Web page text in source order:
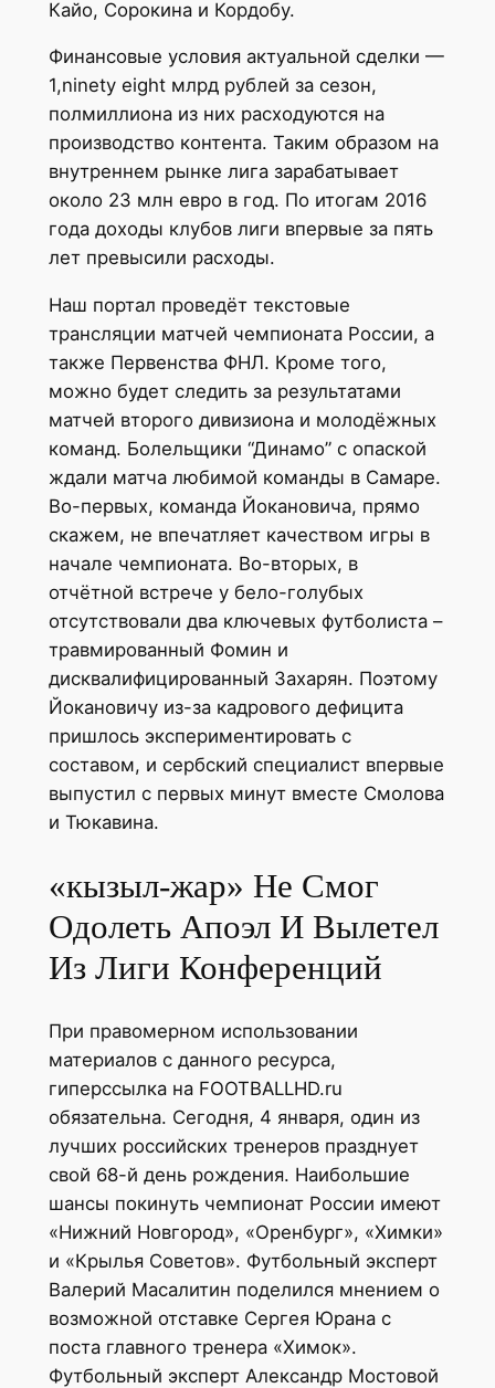
Кайо, Сорокина и Кордобу.
Финансовые условия актуальной сделки —
1,ninety eight млрд рублей за сезон,
полмиллиона из них расходуются на
производство контента. Таким образом на
внутреннем рынке лига зарабатывает
около 23 млн евро в год. По итогам 2016
года доходы клубов лиги впервые за пять
лет превысили расходы.
Наш портал проведёт текстовые
трансляции матчей чемпионата России, а
также Первенства ФНЛ. Кроме того,
можно будет следить за результатами
матчей второго дивизиона и молодёжных
команд. Болельщики “Динамо” с опаской
ждали матча любимой команды в Самаре.
Во-первых, команда Йокановича, прямо
скажем, не впечатляет качеством игры в
начале чемпионата. Во-вторых, в
отчётной встрече у бело-голубых
отсутствовали два ключевых футболиста –
травмированный Фомин и
дисквалифицированный Захарян. Поэтому
Йокановичу из-за кадрового дефицита
пришлось экспериментировать с
составом, и сербский специалист впервые
выпустил с первых минут вместе Смолова
и Тюкавина.
«кызыл-жар» Не Смог
Одолеть Апоэл И Вылетел
Из Лиги Конференций
При правомерном использовании
материалов с данного ресурса,
гиперссылка на FOOTBALLHD.ru
обязательна. Сегодня, 4 января, один из
лучших российских тренеров празднует
свой 68-й день рождения. Наибольшие
шансы покинуть чемпионат России имеют
«Нижний Новгород», «Оренбург», «Химки»
и «Крылья Советов». Футбольный эксперт
Валерий Масалитин поделился мнением о
возможной отставке Сергея Юрана с
поста главного тренера «Химок».
Футбольный эксперт Александр Мостовой